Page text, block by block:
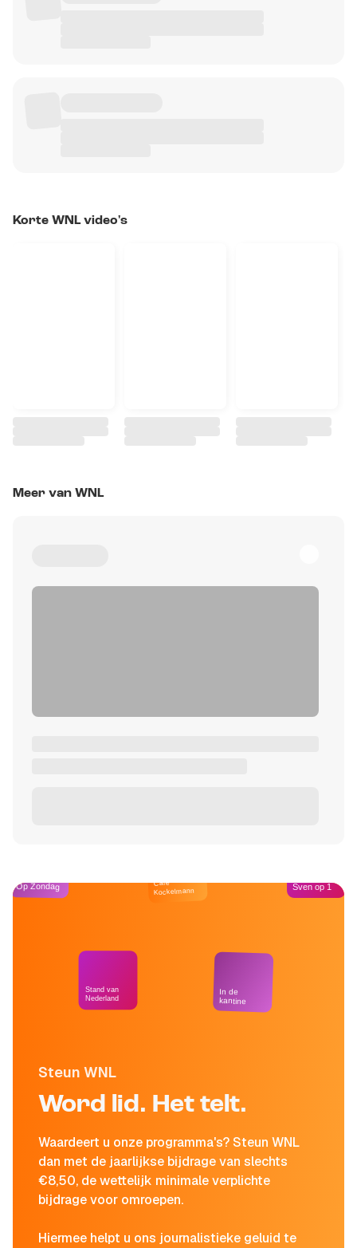
Korte WNL video's
Meer van WNL
Steun WNL
Word lid. Het telt.
Waardeert u onze programma's? Steun WNL
dan met de jaarlijkse bijdrage van slechts
€8,50, de wettelijk minimale verplichte
bijdrage voor omroepen.
Hiermee helpt u ons journalistieke geluid te
Op Zondag
Stand van
Nederland
Café
Kockelmann
In de
kantine
Sven op 1